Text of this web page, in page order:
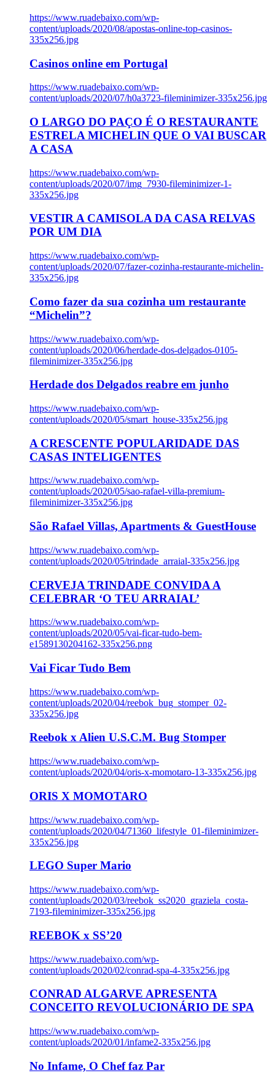
https://www.ruadebaixo.com/wp-
content/uploads/2020/08/apostas-online-top-casinos-
335x256.jpg
Casinos online em Portugal
https://www.ruadebaixo.com/wp-
content/uploads/2020/07/h0a3723-fileminimizer-335x256.jpg
O LARGO DO PAÇO É O RESTAURANTE
ESTRELA MICHELIN QUE O VAI BUSCAR
A CASA
https://www.ruadebaixo.com/wp-
content/uploads/2020/07/img_7930-fileminimizer-1-
335x256.jpg
VESTIR A CAMISOLA DA CASA RELVAS
POR UM DIA
https://www.ruadebaixo.com/wp-
content/uploads/2020/07/fazer-cozinha-restaurante-michelin-
335x256.jpg
Como fazer da sua cozinha um restaurante
“Michelin”?
https://www.ruadebaixo.com/wp-
content/uploads/2020/06/herdade-dos-delgados-0105-
fileminimizer-335x256.jpg
Herdade dos Delgados reabre em junho
https://www.ruadebaixo.com/wp-
content/uploads/2020/05/smart_house-335x256.jpg
A CRESCENTE POPULARIDADE DAS
CASAS INTELIGENTES
https://www.ruadebaixo.com/wp-
content/uploads/2020/05/sao-rafael-villa-premium-
fileminimizer-335x256.jpg
São Rafael Villas, Apartments & GuestHouse
https://www.ruadebaixo.com/wp-
content/uploads/2020/05/trindade_arraial-335x256.jpg
CERVEJA TRINDADE CONVIDA A
CELEBRAR ‘O TEU ARRAIAL’
https://www.ruadebaixo.com/wp-
content/uploads/2020/05/vai-ficar-tudo-bem-
e1589130204162-335x256.png
Vai Ficar Tudo Bem
https://www.ruadebaixo.com/wp-
content/uploads/2020/04/reebok_bug_stomper_02-
335x256.jpg
Reebok x Alien U.S.C.M. Bug Stomper
https://www.ruadebaixo.com/wp-
content/uploads/2020/04/oris-x-momotaro-13-335x256.jpg
ORIS X MOMOTARO
https://www.ruadebaixo.com/wp-
content/uploads/2020/04/71360_lifestyle_01-fileminimizer-
335x256.jpg
LEGO Super Mario
https://www.ruadebaixo.com/wp-
content/uploads/2020/03/reebok_ss2020_graziela_costa-
7193-fileminimizer-335x256.jpg
REEBOK x SS’20
https://www.ruadebaixo.com/wp-
content/uploads/2020/02/conrad-spa-4-335x256.jpg
CONRAD ALGARVE APRESENTA
CONCEITO REVOLUCIONÁRIO DE SPA
https://www.ruadebaixo.com/wp-
content/uploads/2020/01/infame2-335x256.jpg
No Infame, O Chef faz Par